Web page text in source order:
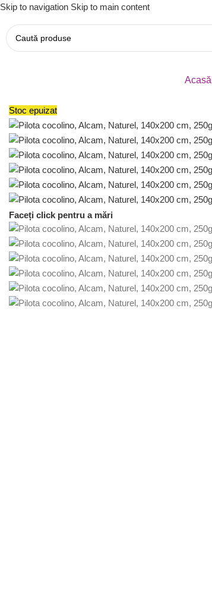
Skip to navigation Skip to main content
Acasă
Stoc epuizat
Faceți click pentru a mări